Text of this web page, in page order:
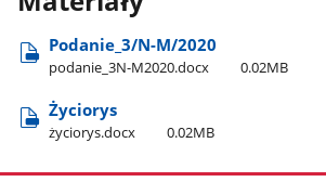
Podanie​_3/N-M/2020
podanie​_3N-M2020.docx 0.02MB
Życiorys
życiorys.docx 0.02MB